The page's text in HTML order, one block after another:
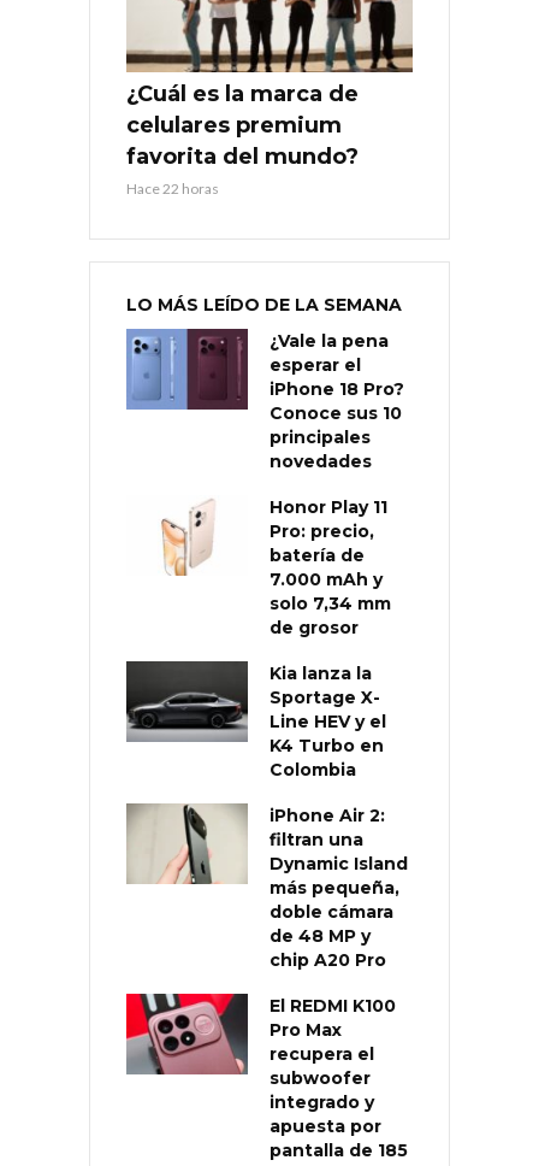
¿Cuál es la marca de
celulares premium
favorita del mundo?
Hace 22 horas
LO MÁS LEÍDO DE LA SEMANA
¿Vale la pena
esperar el
iPhone 18 Pro?
Conoce sus 10
principales
novedades
Honor Play 11
Pro: precio,
batería de
7.000 mAh y
solo 7,34 mm
de grosor
Kia lanza la
Sportage X-
Line HEV y el
K4 Turbo en
Colombia
iPhone Air 2:
filtran una
Dynamic Island
más pequeña,
doble cámara
de 48 MP y
chip A20 Pro
El REDMI K100
Pro Max
recupera el
subwoofer
integrado y
apuesta por
pantalla de 185